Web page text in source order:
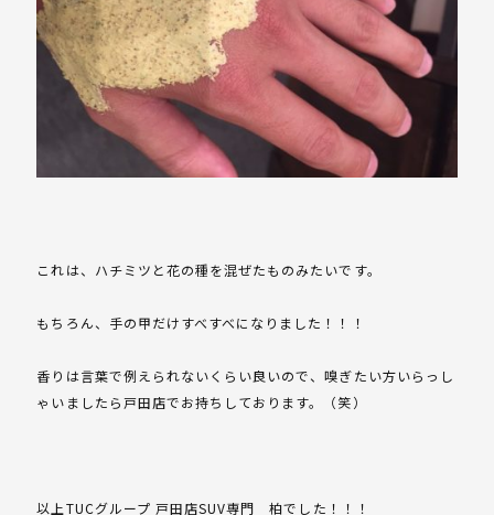
これは、ハチミツと花の種を混ぜたものみたいです。
もちろん、手の甲だけすべすべになりました！！！
香りは言葉で例えられないくらい良いので、嗅ぎたい方いらっし
ゃいましたら戸田店でお持ちしております。（笑）
以上TUCグループ 戸田店SUV専門 柏でした！！！